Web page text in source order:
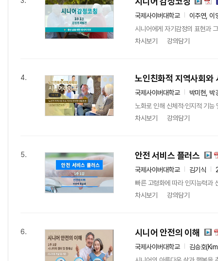
국제사이버대학교
이주연, 이
시니어에게 자기감정의 표현과
차시보기
강의담기
4. 노인친화적 지역사회와
국제사이버대학교
박미현, 박
노화로 인해 신체적·인지적 기
차시보기
강의담기
5. 안전 서비스 플러스
국제사이버대학교 김기식
빠른 고령화에 따라 인지능력과
차시보기
강의담기
6. 시니어 안전의 이해
국제사이버대학교
김승호